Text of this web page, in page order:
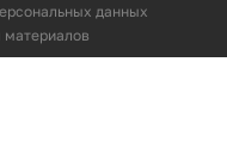
данных
материалов